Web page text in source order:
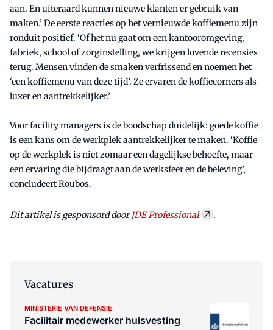
aan. En uiteraard kunnen nieuwe klanten er gebruik van
maken.’ De eerste reacties op het vernieuwde koffiemenu zijn
ronduit positief. ‘Of het nu gaat om een kantooromgeving,
fabriek, school of zorginstelling, we krijgen lovende recensies
terug. Mensen vinden de smaken verfrissend en noemen het
‘een koffiemenu van deze tijd’. Ze ervaren de koffiecorners als
luxer en aantrekkelijker.’
Voor facility managers is de boodschap duidelijk: goede koffie
is een kans om de werkplek aantrekkelijker te maken. ‘Koffie
op de werkplek is niet zomaar een dagelijkse behoefte, maar
een ervaring die bijdraagt aan de werksfeer en de beleving’,
concludeert Roubos.
Dit artikel is gesponsord doorJDE Professional .
Vacatures
MINISTERIE VAN DEFENSIE
Facilitair medewerker huisvesting